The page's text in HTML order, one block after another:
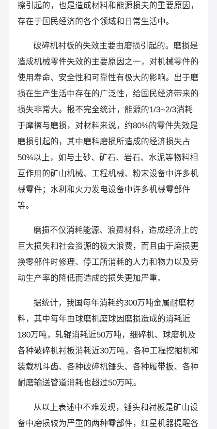
擦引起的，也是造成材料和能源损夫的重要原因，
存在于国民经济的各个领域和日常生活中。
破碎机衬板的失效主要由磨损引起的。磨损是
造成机械零件失效的主要原因之一，对机械零件的
使用寿命、安全性和可靠性有极大的影响。出于磨
损在生产生活中存在的广泛性，给国民经济带来的
损失非常大。报不完全统计，能源的1/3~2/3消耗
于摩擦与磨损，对材料来说，约80%的零件失效是
磨损引起的，其中磨科磨损所造成的经济损失占
50%以上，如与土砂、矿石、岩石、水泥等物料相
互作用的矿山机械、工程机械、粉末设备中许多机
械零件；水利和火力发电设备中许多机械零部件
等。
磨损不仅消耗能源、浪费材料，造成经济上的
巨大损失和社会资源的极大浪费，而且由于磨损更
换零部件时修理、停工所消耗的人力和物力以及劳
动生产率的降低而造成的损失更加严重。
据统计，我国每年消耗约300万吨金属耐磨材
料，其中每年由球磨机磨球因磨损造成的消耗近
180万吨，轧辊消耗近50万吨，细碎机、球磨机及
各种破碎机衬板消耗近30万吨，各种工程挖掘机和
装载机斗齿、各种破碎机锤头、各种履带扳、各种
耐磨输送管道消耗也超过50万吨。
从以上表述中不难发现，锤头和衬板是矿山设
备中磨损较为严重的两种零部件，红星机器提醒各